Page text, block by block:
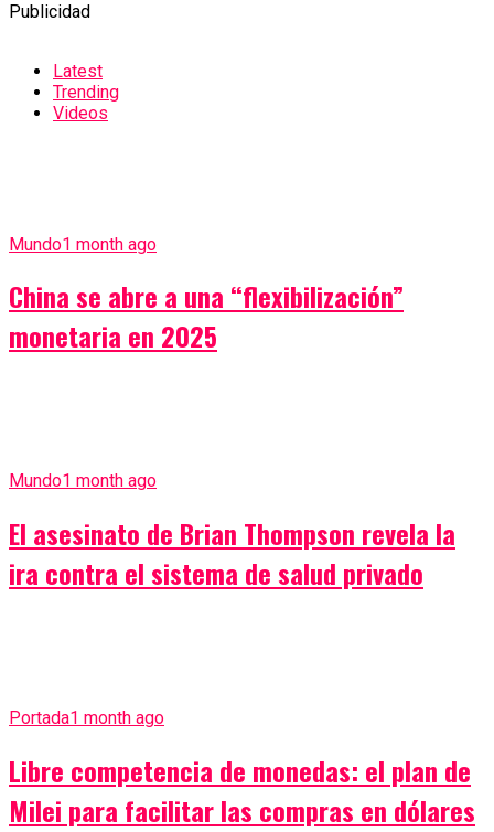
Publicidad
Latest
Trending
Videos
Mundo1 month ago
China se abre a una “flexibilización”
monetaria en 2025
Mundo1 month ago
El asesinato de Brian Thompson revela la
ira contra el sistema de salud privado
Portada1 month ago
Libre competencia de monedas: el plan de
Milei para facilitar las compras en dólares